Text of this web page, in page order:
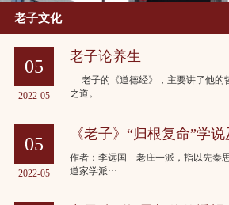
老子文化
05
2022-05
老子论养生
老子的《道德经》，主要讲了他的
之道。···
05
2022-05
《老子》“归根复命”学
作者：李远国 老庄一派，指以先秦
道家学派···